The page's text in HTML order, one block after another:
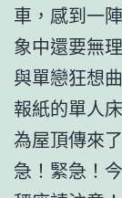
車，感到一
象中還要無
與單戀狂想
報紙的單人
為屋頂傳來
急！緊急！